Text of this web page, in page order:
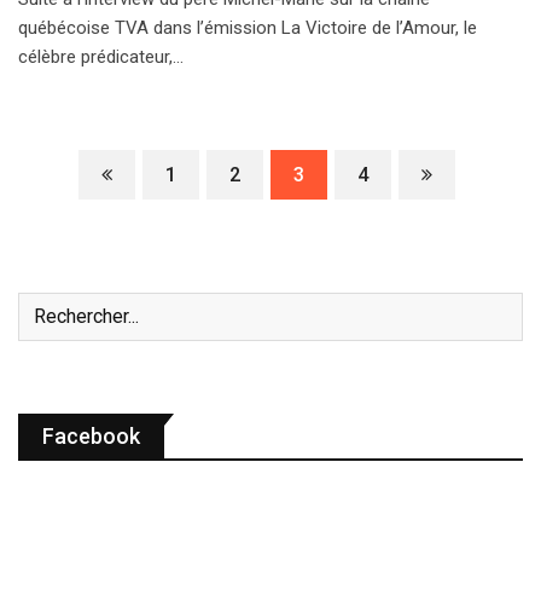
québécoise TVA dans l’émission La Victoire de l’Amour, le
célèbre prédicateur,…
1 2 3 4
Facebook